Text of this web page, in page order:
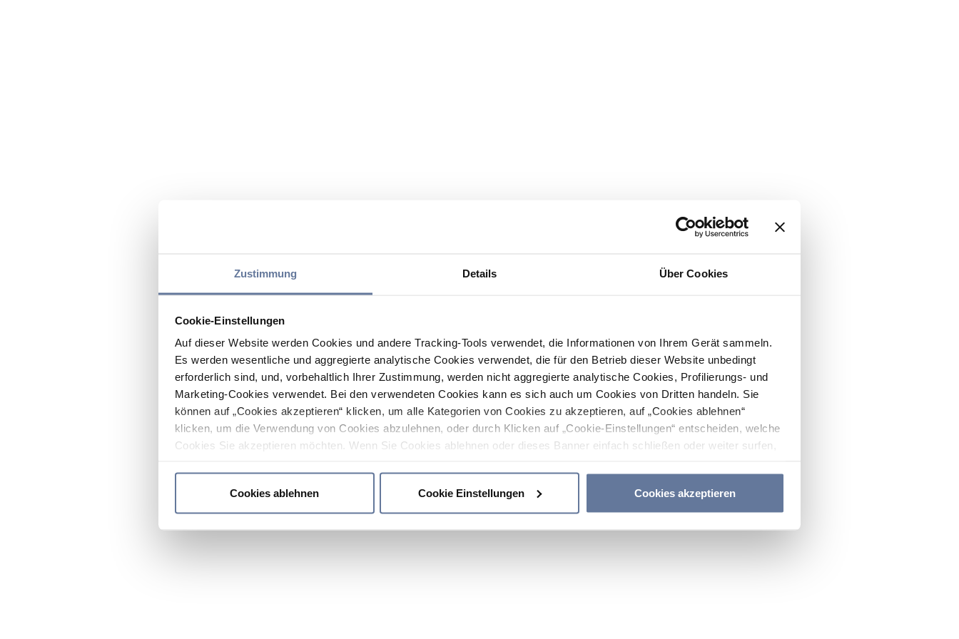
Zustimmung Details Über Cookies
Cookie-Einstellungen
Auf dieser Website werden Cookies und andere Tracking-Tools verwendet, die Informationen von Ihrem Gerät sammeln.
Es werden wesentliche und aggregierte analytische Cookies verwendet, die für den Betrieb dieser Website unbedingt
erforderlich sind, und, vorbehaltlich Ihrer Zustimmung, werden nicht aggregierte analytische Cookies, Profilierungs- und
Marketing-Cookies verwendet. Bei den verwendeten Cookies kann es sich auch um Cookies von Dritten handeln. Sie
können auf „Cookies akzeptieren“ klicken, um alle Kategorien von Cookies zu akzeptieren, auf „Cookies ablehnen“
klicken, um die Verwendung von Cookies abzulehnen, oder durch Klicken auf „Cookie-Einstellungen“ entscheiden, welche
Cookies Sie akzeptieren möchten. Wenn Sie Cookies ablehnen oder dieses Banner einfach schließen oder weiter surfen,
Cookies ablehnen
Cookie Einstellungen Cookies akzeptieren